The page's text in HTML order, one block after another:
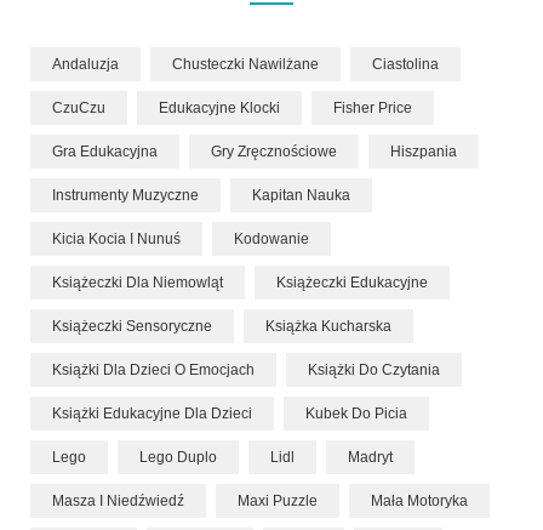
Andaluzja Chusteczki Nawilżane Ciastolina
CzuCzu Edukacyjne Klocki Fisher Price
Gra Edukacyjna Gry Zręcznościowe Hiszpania
Instrumenty Muzyczne Kapitan Nauka
Kicia Kocia I Nunuś Kodowanie
Książeczki Dla Niemowląt Książeczki Edukacyjne
Książeczki Sensoryczne Książka Kucharska
Książki Dla Dzieci O Emocjach Książki Do Czytania
Książki Edukacyjne Dla Dzieci Kubek Do Picia
Lego Lego Duplo Lidl Madryt
Masza I Niedźwiedź Maxi Puzzle Mała Motoryka